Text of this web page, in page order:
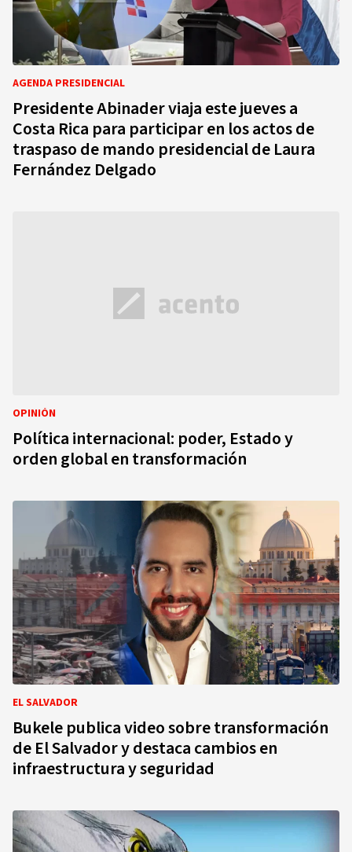
AGENDA PRESIDENCIAL
Presidente Abinader viaja este jueves a
Costa Rica para participar en los actos de
traspaso de mando presidencial de Laura
Fernández Delgado
OPINIÓN
Política internacional: poder, Estado y
orden global en transformación
EL SALVADOR
Bukele publica video sobre transformación
de El Salvador y destaca cambios en
infraestructura y seguridad